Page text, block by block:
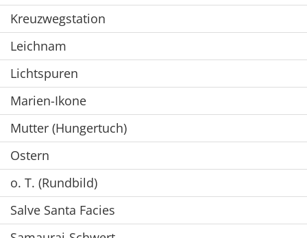
Kreuzwegstation
Leichnam
Lichtspuren
Marien-Ikone
Mutter (Hungertuch)
Ostern
o. T. (Rundbild)
Salve Santa Facies